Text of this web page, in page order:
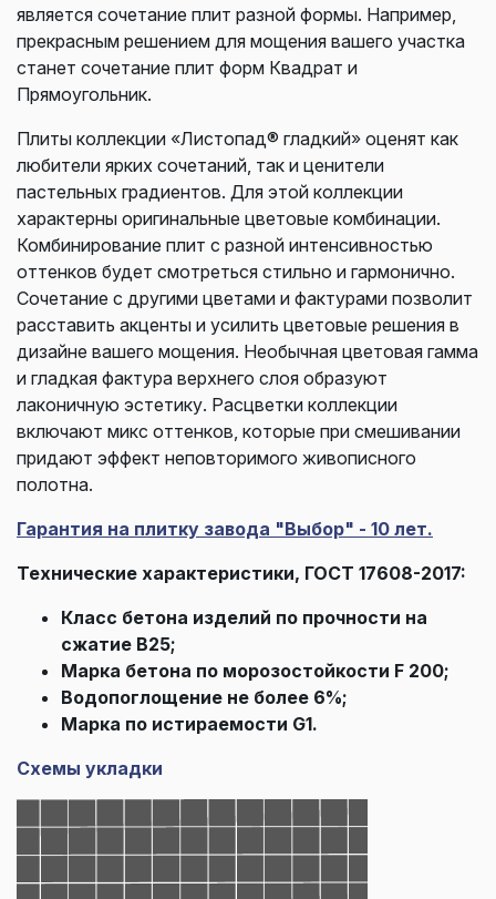
является сочетание плит разной формы. Например,
прекрасным решением для мощения вашего участка
станет сочетание плит форм Квадрат и
Прямоугольник.
Плиты коллекции «Листопад® гладкий» оценят как
любители ярких сочетаний, так и ценители
пастельных градиентов. Для этой коллекции
характерны оригинальные цветовые комбинации.
Комбинирование плит с разной интенсивностью
оттенков будет смотреться стильно и гармонично.
Сочетание с другими цветами и фактурами позволит
расставить акценты и усилить цветовые решения в
дизайне вашего мощения. Необычная цветовая гамма
и гладкая фактура верхнего слоя образуют
лаконичную эстетику. Расцветки коллекции
включают микс оттенков, которые при смешивании
придают эффект неповторимого живописного
полотна.
Гарантия на плитку завода "Выбор" - 10 лет.
Технические характеристики, ГОСТ 17608-2017:
Класс бетона изделий по прочности на
сжатие В25;
Марка бетона по морозостойкости F 200;
Водопоглощение не более 6%;
Марка по истираемости G1.
Схемы укладки